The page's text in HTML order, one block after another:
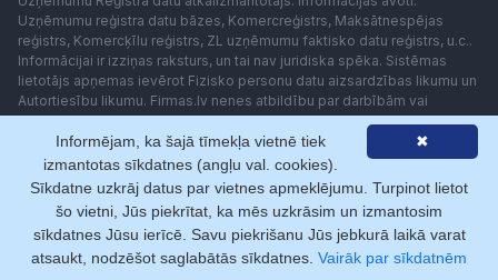
Uzņēmumu reģistra datu bāzes, Komercreģistrs, Maksātnespējas
reģistrs, Komercķīlu reģistrs, ZL uzņēmumu faktisko datu reģistrs, u.c..
Informācijai ir izziņas raksturs, un tai nav juridiska spēka. Sistēmas
lietotājs apņemas ievērot Fizisko personu datu aizsardzības likumu un
Autortiesību likumu. Firmas.lv nenes atbildību par darbībām vai
lēmumiem, kas balstīti uz saņemto pakalpojumu. Lietotājam aizliegts
izmantot jebkādas automatizētas sistēmas vai iekārtas (robotus)
piekļuvei sistēmai bez rakstiskas saskaņošanas ar Firmas.lv. Galvenā
redaktore: Ingūna Pempere.
Lietošanas noteikumi
Privātuma politika Norēķini ar
✖
Informējam, ka šajā tīmekļa vietnē tiek
izmantotas sīkdatnes (angļu val. cookies).
Sīkdatne uzkrāj datus par vietnes apmeklējumu. Turpinot lietot
šo vietni, Jūs piekrītat, ka mēs uzkrāsim un izmantosim
sīkdatnes Jūsu ierīcē. Savu piekrišanu Jūs jebkurā laikā varat
atsaukt, nodzēšot saglabātās sīkdatnes. Vairāk par sīkdatnēm